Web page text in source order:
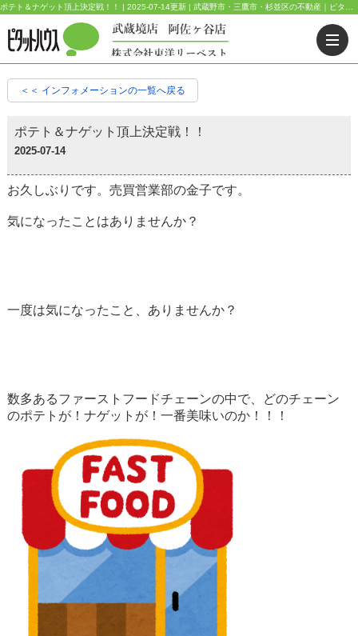
＜＜ インフォメーションの一覧へ戻る
ポテト＆ナゲット頂上決定戦！！
2025-07-14
お久しぶりです。売買営業部の金子です。
気になったことはありませんか？
一度は気になったこと、ありませんか？
数多あるファーストフードチェーンの中で、どのチェーン
のポテトが！ナゲットが！一番美味いのか！！！